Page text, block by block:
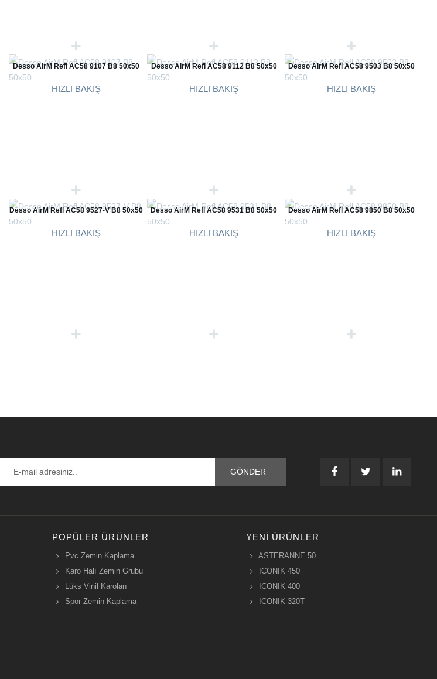
Desso AirM Refl AC58 9107 B8 50x50
HIZLI BAKIŞ
Desso AirM Refl AC58 9112 B8 50x50
HIZLI BAKIŞ
Desso AirM Refl AC58 9503 B8 50x50
HIZLI BAKIŞ
Desso AirM Refl AC58 9527-V B8 50x50
HIZLI BAKIŞ
Desso AirM Refl AC58 9531 B8 50x50
HIZLI BAKIŞ
Desso AirM Refl AC58 9850 B8 50x50
HIZLI BAKIŞ
POPÜLER ÜRÜNLER
Pvc Zemin Kaplama
Karo Halı Zemin Grubu
Lüks Vinil Karoları
Spor Zemin Kaplama
YENI ÜRÜNLER
ASTERANNE 50
ICONIK 450
ICONIK 400
ICONIK 320T